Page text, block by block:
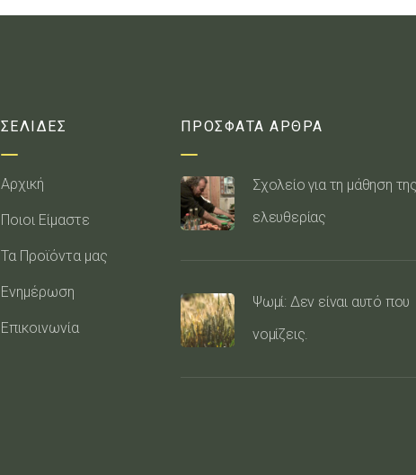
ΣΕΛΙΔΕΣ
Αρχική
Ποιοι Είμαστε
Τα Προϊόντα μας
Ενημέρωση
Επικοινωνία
ΠΡΟΣΦΑΤΑ ΑΡΘΡΑ
Σχολείο για τη μάθηση της
ελευθερίας
Ψωμί: Δεν είναι αυτό που
νομίζεις.